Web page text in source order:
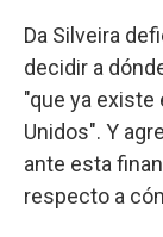
Da Silveira
decidir a
"que ya existe
Unidos". Y
ante esta
respecto a